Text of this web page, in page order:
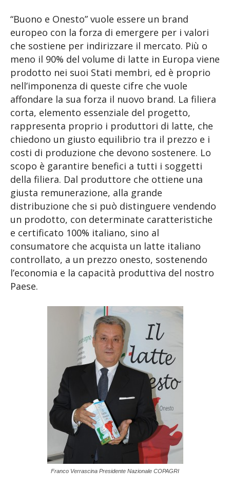
“Buono e Onesto” vuole essere un brand
europeo con la forza di emergere per i valori
che sostiene per indirizzare il mercato. Più o
meno il 90% del volume di latte in Europa viene
prodotto nei suoi Stati membri, ed è proprio
nell’imponenza di queste cifre che vuole
affondare la sua forza il nuovo brand. La filiera
corta, elemento essenziale del progetto,
rappresenta proprio i produttori di latte, che
chiedono un giusto equilibrio tra il prezzo e i
costi di produzione che devono sostenere. Lo
scopo è garantire benefici a tutti i soggetti
della filiera. Dal produttore che ottiene una
giusta remunerazione, alla grande
distribuzione che si può distinguere vendendo
un prodotto, con determinate caratteristiche
e certificato 100% italiano, sino al
consumatore che acquista un latte italiano
controllato, a un prezzo onesto, sostenendo
l’economia e la capacità produttiva del nostro
Paese.
Franco Verrascina Presidente Nazionale COPAGRI